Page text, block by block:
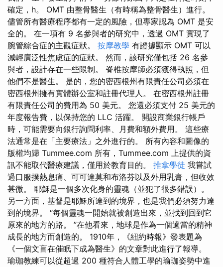
確定，h。 OMT 由整骨醫生（有時稱為整骨醫生）進行。
儘管所有醫療程序都有一定的風險，但專家認為 OMT 是安
全的。 在一項有 9 名參與者的研究中，透過 OMT 實現了
腕管綜合症的主觀症狀。 按摩教學 有證據顯示 OMT 可以
減輕廣泛性焦慮症的症狀。 然而，該研究僅包括 26 名參
與者，設計存在一些限制。 脊椎按摩師必須獲得執照，但
他們不是醫生。 是的，您的密西根州有限責任公司必須在
密西根州擁有實體辦公室和註冊代理人。 在密西根州註冊
有限責任公司的費用為 50 美元。 您還必須支付 25 美元的
年度報告費，以保持您的 LLC 活躍。 開設商業銀行帳戶
時，可能需要向銀行詢問利率、月費和額外費用。 這些療
法通常是在「主要療法」之外進行的。 所有內容和圖像的
版權均歸 Tummee.com 所有，Tummee.com 上提供的資
訊不能取代醫療建議，僅用於教育目的。 推拿學徒 我嘗試
過口服撲熱息痛、可可達莫和布洛芬以及外用乳膏，但收效
甚微。 耶穌是一個多次化身的靈魂（並犯了很多錯誤）。
另一方面，基督是耶穌所達到的境界，也是我們必須努力達
到的境界。 “每個靈魂一開始就被創造出來，並找到回到它
原來的地方的路。 ”在他看來，地球是作為一個適當的精神
成長的地方而創造的。 1910年，《紐約時報》發表題為
《一個文盲在催眠下成為醫生》的文章對此進行了報導。
瑜珈教練可以從超過 200 種符合人體工學的瑜珈姿勢中進